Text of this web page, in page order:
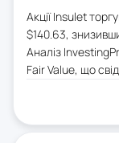
Акції Insulet
$140.63,
Аналіз
Fair Value, що